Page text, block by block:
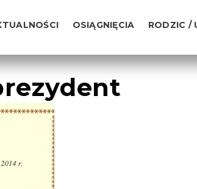
OSIĄGNIĘCIA RODZIC /